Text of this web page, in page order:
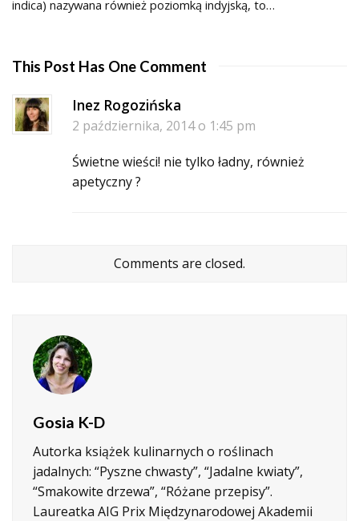
indica) nazywana również poziomką indyjską, to…
This Post Has One Comment
Inez Rogozińska
2 października, 2014 o 1:45 pm
Świetne wieści! nie tylko ładny, również
apetyczny ?
Comments are closed.
Gosia K-D
Autorka książek kulinarnych o roślinach
jadalnych: “Pyszne chwasty”, “Jadalne kwiaty”,
“Smakowite drzewa”, “Różane przepisy”.
Laureatka AIG Prix Międzynarodowej Akademii